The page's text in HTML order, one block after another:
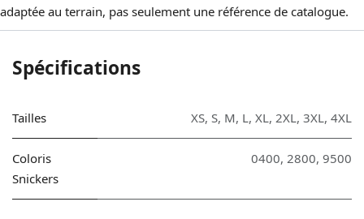
adaptée au terrain, pas seulement une référence de catalogue.
Spécifications
Tailles XS, S, M, L, XL, 2XL, 3XL, 4XL
Coloris
Snickers
0400, 2800, 9500